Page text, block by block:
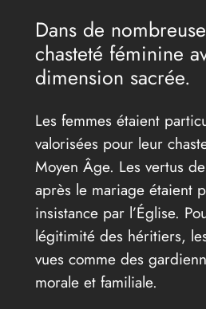
Dans de
chasteté féminine
dimension sacrée.
Les femmes étaient
valorisées pour leur
Moyen Âge. Les vertus
après le mariage étaient
insistance par l’Église.
légitimité des héritiers,
vues comme des
morale et familiale.